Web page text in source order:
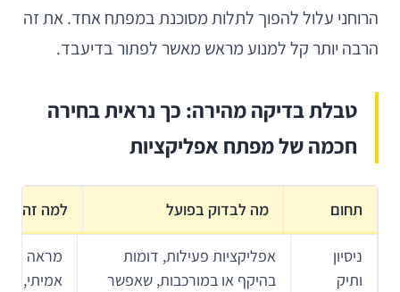
הרוחני עלול להפוך לתלות מסוכנת במפתח אחד. את זה
הרבה יותר קל למנוע מראש מאשר לפתור בדיעבד.
טבלת בדיקה מהירה: כך נראית בחירה
חכמה של מפתח אפליקציות
תחום מה לבדוק בפועל למה זה
ניסיון
ותיק
אפליקציות פעילות, דומות
בהיקף או במורכבות, שאפשר
מראה אם
אמיתי,